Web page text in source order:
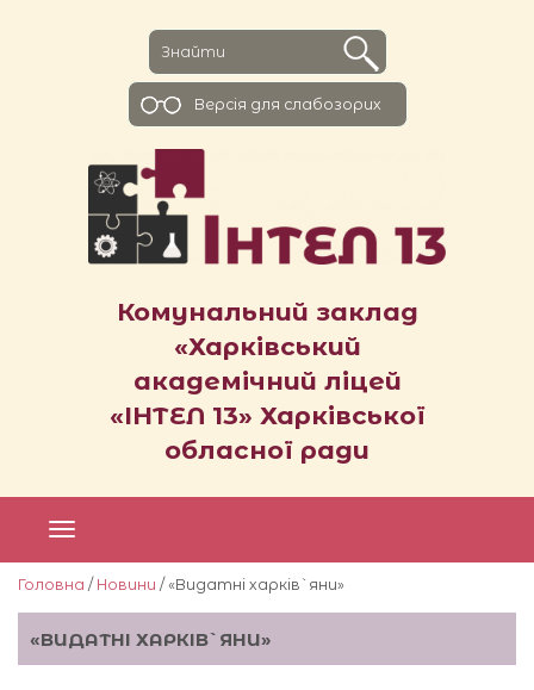
Комунальний заклад
«Харківський
академічний ліцей
«ІНТЕЛ 13» Харківської
обласної ради
Версiя для слабозорих
Головна / Новини / «Видатні харків`яни»
«ВИДАТНІ ХАРКІВ`ЯНИ»